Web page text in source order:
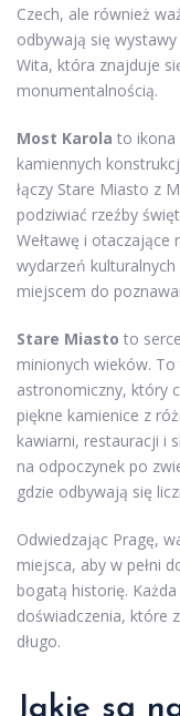
Czech, ale również
odbywają się
Wita, która znajduje
monumentalnością.
Most Karola to ikona
kamiennych
łączy Stare Miasto z
podziwiać rzeźby
Wełtawę i
wydarzeń
miejscem do
Stare Miasto to
minionych wieków.
astronomiczny, który
piękne kamienice z
kawiarni, restauracji i
na odpoczynek po
gdzie odbywają się
Odwiedzając Pragę,
miejsca, aby w pełni
bogatą historię.
doświadczenia, które
długo.
Jakie są